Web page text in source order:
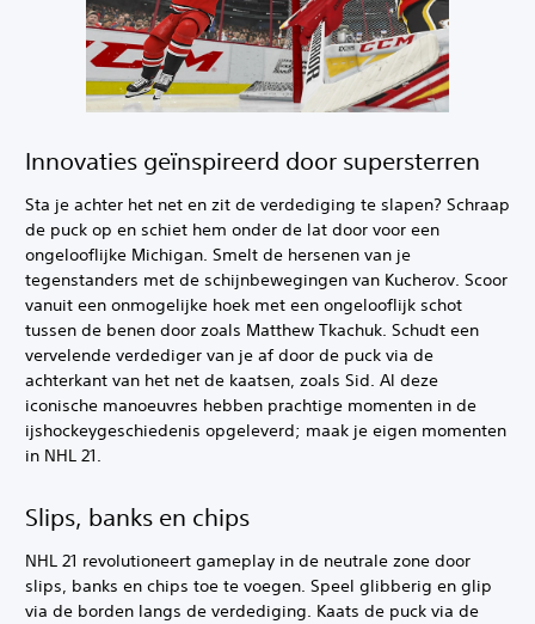
Innovaties geïnspireerd door supersterren
Sta je achter het net en zit de verdediging te slapen? Schraap
de puck op en schiet hem onder de lat door voor een
ongelooflijke Michigan. Smelt de hersenen van je
tegenstanders met de schijnbewegingen van Kucherov. Scoor
vanuit een onmogelijke hoek met een ongelooflijk schot
tussen de benen door zoals Matthew Tkachuk. Schudt een
vervelende verdediger van je af door de puck via de
achterkant van het net de kaatsen, zoals Sid. Al deze
iconische manoeuvres hebben prachtige momenten in de
ijshockeygeschiedenis opgeleverd; maak je eigen momenten
in NHL 21.
Slips, banks en chips
NHL 21 revolutioneert gameplay in de neutrale zone door
slips, banks en chips toe te voegen. Speel glibberig en glip
via de borden langs de verdediging. Kaats de puck via de